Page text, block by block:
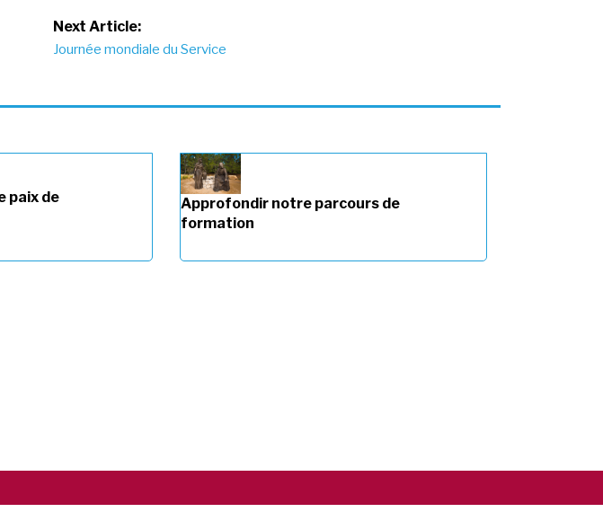
Next Article:
Journée mondiale du Service
paix de
Approfondir notre parcours de
formation